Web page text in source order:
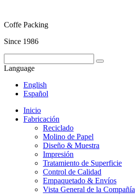
Coffe Packing
Since 1986
Language
English
Español
Inicio
Fabricación
Reciclado
Molino de Papel
Diseño & Muestra
Impresión
Tratamiento de Superficie
Control de Calidad
Empaquetado & Envíos
Vista General de la Compañía